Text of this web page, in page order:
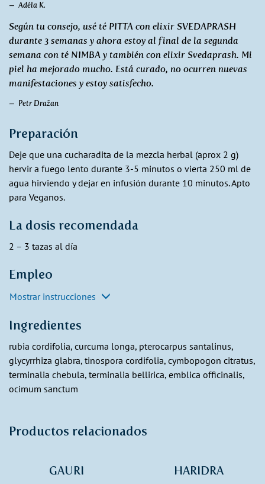
Adéla K.
Según tu consejo, usé té PITTA con elixir SVEDAPRASH
durante 3 semanas y ahora estoy al final de la segunda
semana con té NIMBA y también con elixir Svedaprash. Mi
piel ha mejorado mucho. Está curado, no ocurren nuevas
manifestaciones y estoy satisfecho.
Petr Dražan
Preparación
Deje que una cucharadita de la mezcla herbal (aprox 2 g)
hervir a fuego lento durante 3-5 minutos o vierta 250 ml de
agua hirviendo y dejar en infusión durante 10 minutos. Apto
para Veganos.
La dosis recomendada
2 – 3 tazas al día
Empleo
Mostrar instrucciones
Ingredientes
rubia cordifolia, curcuma longa, pterocarpus santalinus,
glycyrrhiza glabra, tinospora cordifolia, cymbopogon citratus,
terminalia chebula, terminalia bellirica, emblica officinalis,
ocimum sanctum
Productos relacionados
GAURI HARIDRA